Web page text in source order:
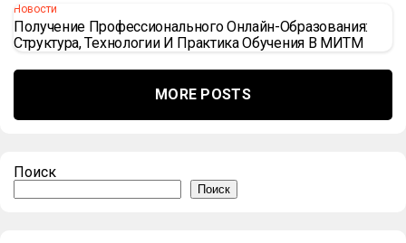
Новости
Получение Профессионального Онлайн-Образования:
Структура, Технологии И Практика Обучения В МИТМ
MORE POSTS
Поиск
Поиск